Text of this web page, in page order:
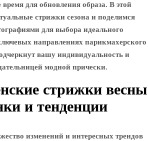
для обновления образа. В этой
стрижки сезона и поделимся
для выбора идеального
направлениях парикмахерского
вашу индивидуальность и
модной прически.
стрижки весны
и тенденции
изменений и интересных трендов